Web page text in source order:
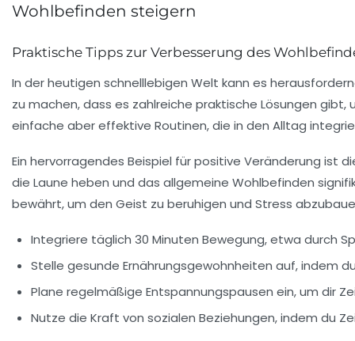
Wohlbefinden steigern
Praktische Tipps zur Verbesserung des
In der heutigen schnelllebigen Welt kann es
zu machen, dass es zahlreiche praktische Lösungen gibt,
einfache aber effektive Routinen, die in den Alltag
Ein hervorragendes Beispiel für positive Veränderung ist
die Laune heben und das allgemeine Wohlbefinden
bewährt, um den Geist zu beruhigen und Stress
Integriere täglich 30 Minuten Bewegung, etwa durch
Stelle gesunde Ernährungsgewohnheiten auf, indem
Plane regelmäßige Entspannungspausen ein, um dir
Nutze die Kraft von sozialen Beziehungen, indem du